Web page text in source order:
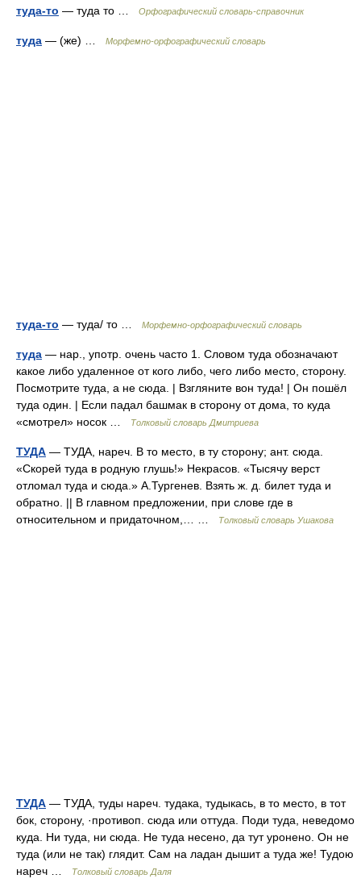
туда-то — туда то … Орфографический словарь-справочник
туда — (же) … Морфемно-орфографический словарь
туда-то — туда/ то … Морфемно-орфографический словарь
туда — нар., употр. очень часто 1. Словом туда обозначают
какое либо удаленное от кого либо, чего либо место, сторону.
Посмотрите туда, а не сюда. | Взгляните вон туда! | Он пошёл
туда один. | Если падал башмак в сторону от дома, то куда
«смотрел» носок …
Толковый словарь Дмитриева
ТУДА — ТУДА, нареч. В то место, в ту сторону; ант. сюда.
«Скорей туда в родную глушь!» Некрасов. «Тысячу верст
отломал туда и сюда.» А.Тургенев. Взять ж. д. билет туда и
обратно. || В главном предложении, при слове где в
относительном и придаточном,… …
Толковый словарь Ушакова
ТУДА — ТУДА, туды нареч. тудака, тудыкась, в то место, в тот
бок, сторону, ·противоп. сюда или оттуда. Поди туда, неведомо
куда. Ни туда, ни сюда. Не туда несено, да тут уронено. Он не
туда (или не так) глядит. Сам на ладан дышит а туда же! Тудою
нареч …
Толковый словарь Даля